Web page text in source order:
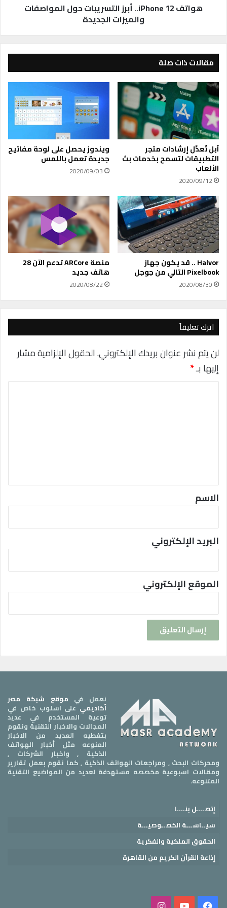
م
ك
ك
أ
ن
ت
أ
خ
ذ
ه
ا
ا
ل
آ
ن
2
.
أ
ب
ر
ز
ا
ل
ت
س
ر
ي
ب
ا
ت
ح
و
ل
ا
ل
م
و
ا
ف
ا
ت
و
ا
ل
م
ي
ة
هواتف iPhone 12.. أبرز التسريبات حول المواصفات
والميزات الجديدة
مقالات ذات صلة
آبل تُعدِّل إرشادات متجر
التطبيقات لتسمح بخدمات بث
الألعاب
2020/09/12
ويندوز يحصل على لوحة مفاتيح
جديدة تعمل باللمس
2020/09/03
Halvor .. قد يكون جهاز
Pixelbook التالي من جوجل
2020/08/30
منصة ARCore تدعم الآن 28
هاتف جديد
2020/08/22
اترك تعليقاً
لن يتم نشر عنوان بريدك الإلكتروني.الحقول الإلزامية مشار
إليها بـ*
*
الاسم
البريد الإلكتروني
الموقع الإلكتروني
نعمل في موقع شبكة مصر
أكاديميعلى اسلوب خاص في
توعية المستخدم في عديد
المجالات والاخبار التقنية ونقوم
بتغطيه العديد من الاخبار
المنوعه مثل أخبار الهواتف
الذكية , واخبار الشركات ,
ومحركات البحث , ومراجعات الهواتف الذكية , كما نقوم بعمل تقارير
ومقالات اسبوعية مخصصه مستهدفة لعديد من المواضيع التقنية
المتنوعه.
إتصــــل بنــــا
سيــاســـة الخصــوصيـــة
الحقوق الملكية والفكرية
إذاعة القرآن الكريم من القاهرة